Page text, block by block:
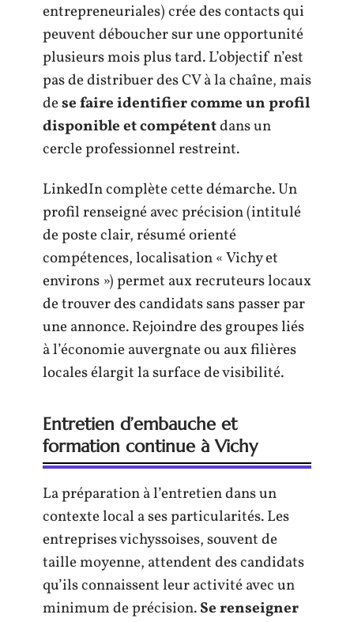
entrepreneuriales) crée des contacts qui
peuvent déboucher sur une opportunité
plusieurs mois plus tard. L’objectif n’est
pas de distribuer des CV à la chaîne, mais
dese faire identifier comme un profil
disponible et compétentdans un
cercle professionnel restreint.
LinkedIn complète cette démarche. Un
profil renseigné avec précision (intitulé
de poste clair, résumé orienté
compétences, localisation « Vichy et
environs ») permet aux recruteurs locaux
de trouver des candidats sans passer par
une annonce. Rejoindre des groupes liés
à l’économie auvergnate ou aux filières
locales élargit la surface de visibilité.
Entretien d’embauche et
formation continue à Vichy
La préparation à l’entretien dans un
contexte local a ses particularités. Les
entreprises vichyssoises, souvent de
taille moyenne, attendent des candidats
qu’ils connaissent leur activité avec un
minimum de précision.Se renseigner